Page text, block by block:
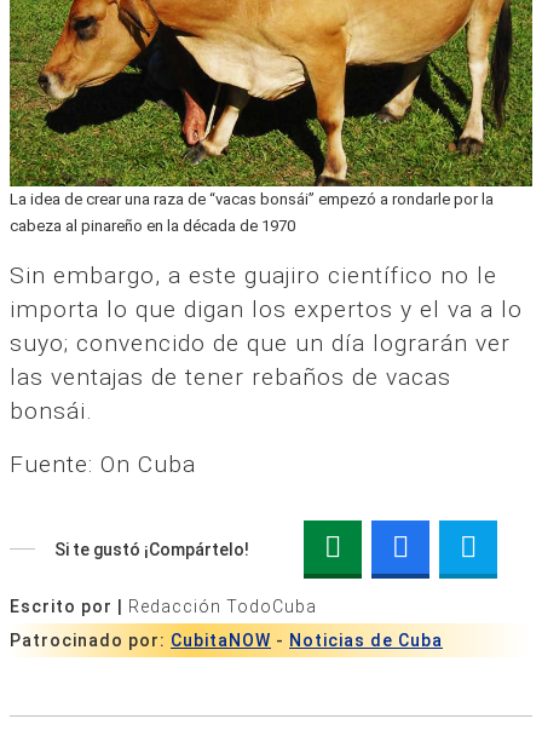
La idea de crear una raza de “vacas bonsái” empezó a rondarle por la
cabeza al pinareño en la década de 1970
Sin embargo, a este guajiro científico no le
importa lo que digan los expertos y el va a lo
suyo; convencido de que un día lograrán ver
las ventajas de tener rebaños de vacas
bonsái.
Fuente: On Cuba
Si te gustó ¡Compártelo!
Escrito por |
Redacción TodoCuba
Patrocinado por: CubitaNOW - Noticias de Cuba